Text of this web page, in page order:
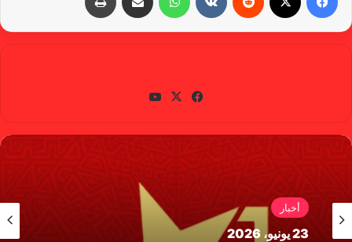
في
وك
X
أخبار
23 يونيو، 2026